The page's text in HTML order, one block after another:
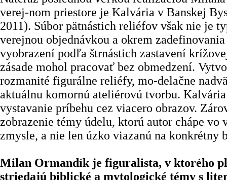
verej-nom priestore je Kalvária v Banskej
2011). Súbor pätnástich reliéfov však nie je
verejnou objednávkou a okrem
vyobrazení podľa štrnástich zastavení
zásade mohol pracovať bez obmedzení.
rozmanité figurálne reliéfy, mo-delačne
aktuálnu komornú ateliérovú tvorbu.
vystavanie príbehu cez viacero obrazov.
zobrazenie témy údelu, ktorú autor chápe vo
zmysle, a nie len úzko viazanú na konkrétny
Milan Ormandík je figuralista, v ktorého
striedajú biblické a mytologické témy s